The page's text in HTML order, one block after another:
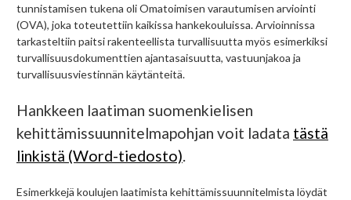
tunnistamisen tukena oli Omatoimisen varautumisen arviointi
(OVA), joka toteutettiin kaikissa hankekouluissa. Arvioinnissa
tarkasteltiin paitsi rakenteellista turvallisuutta myös esimerkiksi
turvallisuusdokumenttien ajantasaisuutta, vastuunjakoa ja
turvallisuusviestinnän käytänteitä.
Hankkeen laatiman suomenkielisen
kehittämissuunnitelmapohjan voit ladata tästä
linkistä (Word-tiedosto).
Esimerkkejä koulujen laatimista kehittämissuunnitelmista löydät